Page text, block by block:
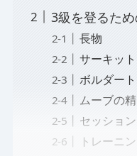
3級を登るた
長物
サーキッ
ボルダー
ムーブの
セッション
トレーニ